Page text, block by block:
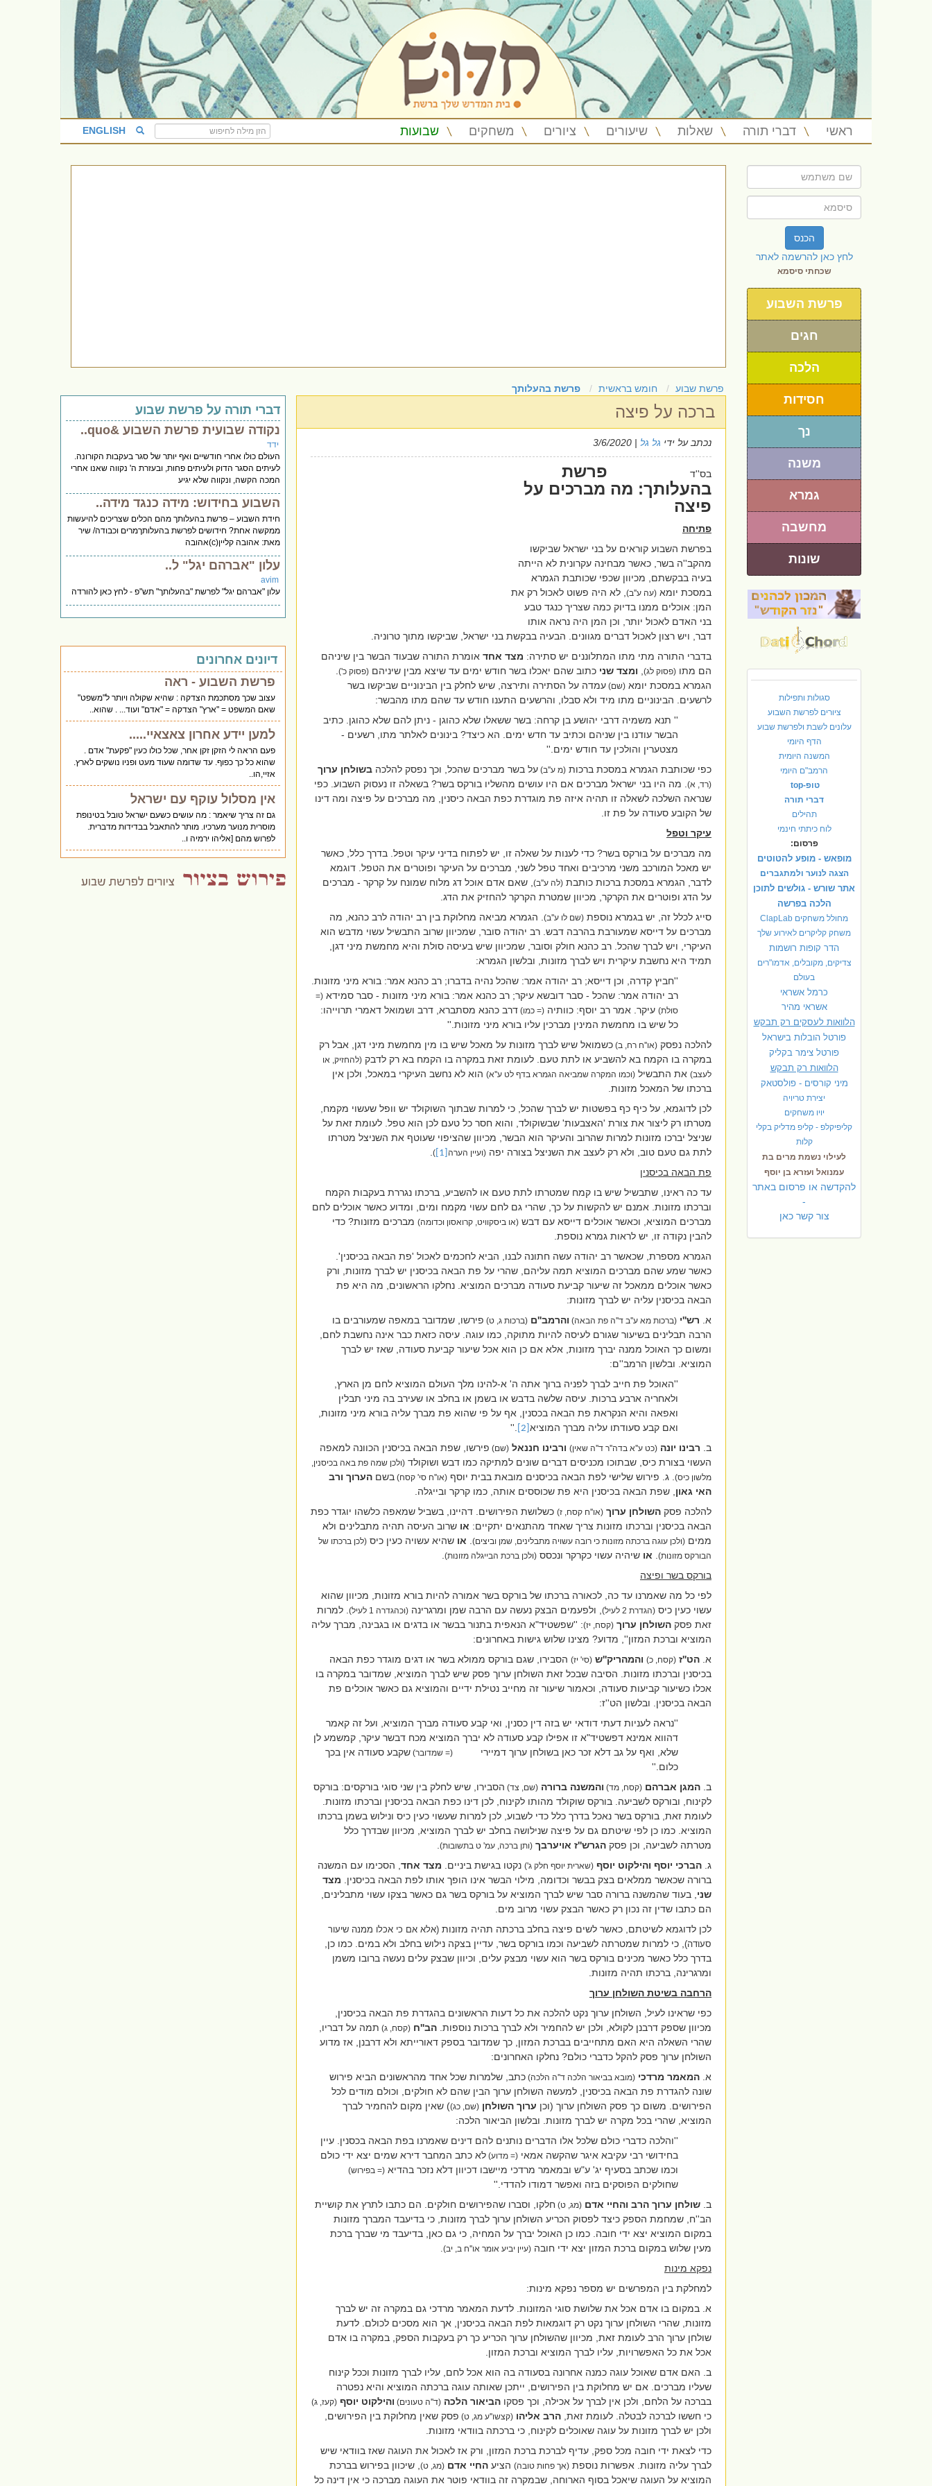
ראשי דברי תורה שאלות שיעורים ציורים משחקים שבועות ENGLISH
הכנס
לחץ כאן להרשמה לאתר
שכחתי סיסמא
פרשת השבוע
חגים
הלכה
חסידות
נך
משנה
גמרא
מחשבה
שונות
סגולות ותפילות
ציורים לפרשת השבוע
עלונים לשבת ולפרשת שבוע
הדף היומי
המשנה היומית
הרמב"ם היומי
טופ-top
דברי תורה
תהילים
לוח כיתתי חינמי
פרסום:
מופאש - מופע להטוטים
הצגה לנוער ולמתגברים
אתר שורש - גולשים לתוכן
הלכה בפרשה
מחולל משחקים ClapLab
משחק קליקרים לאירוע שלך
הדר קופות רושמות
צדיקים, מקובלים, אדמו"רים
בעולם
כרמל אשראי
אשראי מהיר
הלוואות לעסקים רק תבקש
פורטל הובלות בישראל
פורטל צימר בקליק
הלוואות רק תבקש
מיני קורסים - פולסטאק
יצירת טריויה
יויו משחקים
קליפיקלפ - קליפ מדליק בקלי
קלות
לעילוי נשמת מרים בת
עמנואל ועזרא בן יוסף
להקדשה או פרסום באתר
-
צור קשר כאן
פרשת שבוע חומש בראשית פרשת בהעלותך
ברכה על פיצה
נכתב על ידי גל גל | 3/6/2020
בס''ד
פרשת
בהעלותך: מה מברכים על
פיצה
פתיחה
בפרשת השבוע קוראים על בני ישראל שביקשו
מהקב''ה בשר, כאשר מבחינה עקרונית לא הייתה
בעיה בבקשתם, מכיוון שכפי שכותבת הגמרא
במסכת יומא (עה ע''ב) , לא היה פשוט לאכול רק את
המן: אוכלים ממנו בדיוק כמה שצריך כנגד טבע
בני האדם לאכול יותר, וכן המן היה נראה אותו
דבר, ויש רצון לאכול דברים מגוונים. הבעיה בבקשת בני ישראל, שביקשו מתוך טרוניה.
בדברי התורה מתי מתו המתלוננים יש סתירה: מצד אחד אומרת התורה שבעוד הבשר בין שיניהם
הם מתו (פסוק לג) ומצד שני כתוב שהם יאכלו בשר חודש ימים עד שיצא מבין שיניהם (פסוק כ')
הגמרא במסכת יומא (שם) עמדה על הסתירה ותירצה, שיש לחלק בין הבינוניים שביקשו בשר
לרשעים. הבינוניים מתו מיד ולא סבלו, והרשעים התענו חודש עד שהם מתו מהבשר:
'' תנא משמיה דרבי יהושע בן קרחה: בשר ששאלו שלא כהוגן - ניתן להם שלא כהוגן. כתיב
הבשר עודנו בין שניהם וכתיב עד חדש ימים. הא כיצד? בינונים לאלתר מתו, רשעים -
מצטערין והולכין עד חודש ימים.''
כפי שכותבת הגמרא במסכת ברכות (מ ע''ב) על בשר מברכים שהכל, וכך נפסק להלכה בשולחן ערוך
(רד, א) . מה היו בני ישראל מברכים אם היו עושים מהשליו בורקס בשר? בשאלה זו נעסוק השבוע. כפי
שנראה השלכה לשאלה זו תהיה איזה פת מוגדרת כפת הבאה כיסנין, מה מברכים על פיצה ומה דינו
של הקובע סעודה על פת זו.
עיקר וטפל
מה מברכים על בורקס בשר? כדי לענות על שאלה זו, יש לפתוח בדיני עיקר וטפל. בדרך כלל, כאשר
יש מאכל המורכב משני מרכיבים ואחד טפל לשני, מברכים על העיקר ופוטרים את הטפל. דוגמא
לדבר, הגמרא במסכת ברכות כותבת (לה ע''ב) , שאם אדם אוכל דג מלוח שמונח על קרקר - מברכים
על הדג ופוטרים את הקרקר, מכיוון שמטרת הקרקר להחזיק את הדג.
סייג לכלל זה, יש בגמרא נוספת (שם לו ע''ב) . הגמרא מביאה מחלוקת בין רב יהודה לרב כהנא, מה
מברכים על דייסא שמעורבת בהרבה דבש. רב יהודה סובר, שמכיוון שרוב התבשיל עשוי מדבש הוא
העיקרי, ויש לברך שהכל. רב כהנא חולק וסובר, שמכיוון שיש בעיסה סולת והיא מחמשת מיני דגן,
תמיד היא נחשבת עיקרית ויש לברך מזונות, ובלשון הגמרא:
''חביץ קדרה, וכן דייסא; רב יהודה אמר: שהכל נהיה בדברו; רב כהנא אמר: בורא מיני מזונות.
רב יהודה אמר: שהכל - סבר דובשא עיקר; רב כהנא אמר: בורא מיני מזונות - סבר סמידא (=
סולת) עיקר. אמר רב יוסף: כוותיה (= כמו) דרב כהנא מסתברא, דרב ושמואל דאמרי תרוייהו:
כל שיש בו מחמשת המינין מברכין עליו בורא מיני מזונות.''
להלכה נפסק (או''ח רח, ב) כשמואל שיש לברך מזונות על מאכל שיש בו מין מחמשת מיני דגן, אבל רק
במקרה בו הקמח בא להשביע או לתת טעם. לעומת זאת במקרה בו הקמח בא רק לדבק (להחזיק, או
לעצב) את התבשיל (וכמו המקרה שמביאה הגמרא בדף לט ע''א) הוא לא נחשב העיקרי במאכל, ולכן אין
ברכתו של המאכל מזונות.
לכן לדוגמא, על כיף כף בפשטות יש לברך שהכל, כי למרות שבתוך השוקולד יש וופל שעשוי מקמח,
מטרתו רק ליצור את צורת 'האצבעות' שבשוקולד, והוא חסר כל טעם לכן הוא טפל. לעומת זאת על
שניצל יברכו מזונות למרות שהרוב והעיקר הוא הבשר, מכיוון שהציפוי שעוטף את השניצל מטרתו
לתת גם טעם טוב, ולא רק לעצב את השניצל בצורה יפה (ועיין הערה [1]
)
פת הבאה בכיסנין
עד כה ראינו, שתבשיל שיש בו קמח שמטרתו לתת טעם או להשביע, ברכתו נגררת בעקבות הקמח
וברכתו מזונות. אמנם יש להקשות על כך, שהרי גם לחם עשוי מקמח ומים, ומדוע כאשר אוכלים לחם
מברכים המוציא, וכאשר אוכלים דייסא עם דבש (או ביסקוויט, קרואסון וכדומה) מברכים מזונות? כדי
להבין נקודה זו, יש לראות גמרא נוספת.
הגמרא מספרת, שכאשר רב יהודה עשה חתונה לבנו, הביא לחכמים לאכול 'פת הבאה בכיסנין'.
כאשר שמע שהם מברכים המוציא תמה עליהם, שהרי על פת הבאה בכיסנין יש לברך מזונות, ורק
כאשר אוכלים ממאכל זה שיעור קביעת סעודה מברכים המוציא. נחלקו הראשונים, מה היא פת
הבאה בכיסנין עליה יש לברך מזונות:
א. רש''י (ברכות מא ע''ב ד''ה פת הבאה) והרמב''ם (ברכות ג, ט) פירשו, שמדובר במאפה שמעורבים בו
הרבה תבלינים בשיעור שגורם לעיסה להיות מתוקה, כמו עוגה. עיסה כזאת כבר אינה נחשבת לחם,
ומשום כך האוכל ממנה יברך מזונות, אלא אם כן הוא אכל שיעור קביעת סעודה, שאז יש לברך
המוציא. ובלשון הרמב''ם:
''האוכל פת חייב לברך לפניה ברוך אתה ה' א-להינו מלך העולם המוציא לחם מן הארץ,
ולאחריה ארבע ברכות. עיסה שלשה בדבש או בשמן או בחלב או שעירב בה מיני תבלין
ואפאה והיא הנקראת פת הבאה בכסנין, אף על פי שהוא פת מברך עליה בורא מיני מזונות,
ואם קבע סעודתו עליה מברך המוציא [2]
.''
ב. רבינו יונה (כט ע''א בדה''ר ד''ה שאין) ורבינו חננאל (שם) פירשו, שפת הבאה בכיסנין הכוונה למאפה
העשוי בצורת כיס, שבתוכו מכניסים דברים שונים למתיקה כמו דבש ושוקולד (ולכן שמה פת באה בכיסנין,
מלשון כיס) . ג. פירוש שלישי לפת הבאה בכיסנים מובאת בבית יוסף (או''ח סי' קסח) בשם הערוך ורב
האי גאון , שפת הבאה בכיסנין היא פת שכוססים אותה, כמו קרקר ובייגלה.
להלכה פסק השולחן ערוך (או''ח קסח, ז) כשלושת הפירושים. דהיינו, בשביל שמאפה כלשהו יוגדר כפת
הבאה בכיסנין וברכתו מזונות צריך שאחד מהתנאים יתקיים: או שרוב העיסה תהיה מתבלינים ולא
ממים (ולכן עוגה ברכתה מזונות כי רובה עשויה מתבלינים, שמן וביצים) או שהיא עשויה כעין כיס (לכן ברכתו של
הבורקס מזונות)
או שיהיה עשוי כקרקר ונכסס (ולכן ברכת הבייגלה מזונות)
בורקס בשר ופיצה
לפי כל מה שאמרנו עד כה, לכאורה ברכתו של בורקס בשר אמורה להיות בורא מזונות, מכיוון שהוא
עשוי כעין כיס (הגדרת 2 לעיל) , ולפעמים הבצק נעשה עם הרבה שמן ומרגרינה (וכהגדרה 1 לעיל)
. למרות
זאת פסק השולחן ערוך (קסח, יז): ''שפשטיד"א הנאפית בתנור בבשר או בדגים או בגבינה, מברך עליה
המוציא וברכת המזון'', מדוע? מצינו שלוש גישות באחרונים:
א. הט''ז (קסח, כ) והמהריק''ש (סי' יז) הסבירו, שגם בורקס ממולא בשר או דגים מוגדר כפת הבאה
בכיסנין וברכתו מזונות. הסיבה שבכל זאת השולחן ערוך פסק שיש לברך המוציא, שמדובר במקרה בו
אכלו כשיעור קביעות סעודה, וכאמור שיעור זה מחייב נטילת ידיים והמוציא גם כאשר אוכלים פת
הבאה בכיסנין. ובלשון הט''ז:
''נראה לעניות דעתי דודאי יש בזה דין כסנין, ואי קבע סעודה מברך המוציא, ועל זה קאמר
דהווא אמינא דפשטיד"א זו אפילו קבע סעודה לא יברך המוציא מכח דבשר עיקר, קמשמע לן
שלא, ואף על גב דלא זכר כאן בשולחן ערוך דמיירי
(= שמדובר) שקבע סעודה אין בכך
כלום .''
ב. המגן אברהם (קסח, מד) והמשנה ברורה (שם, צד) הסבירו, שיש לחלק בין שני סוגי בורקסים: בורקס
לקינוח, ובורקס לשביעה. בורקס שוקולד מהותו לקינוח, לכן דינו כפת הבאה בכיסנין וברכתו מזונות.
לעומת זאת, בורקס בשר נאכל בדרך כלל כדי לשבוע, לכן למרות שעשוי כעין כיס ונילוש בשמן ברכתו
המוציא. כמו כן לפי שיטתם גם על פיצה שנילושה בחלב יש לברך המוציא, מכיוון שבדרך כלל
מטרתה לשביעה, וכן פסק הגרש''ז אויערבך (ותן ברכה, עמ' ט בתשובות)
ג. הברכי יוסף והילקוט יוסף (שארית יוסף חלק ג') נקטו בגישת ביניים. מצד אחד , הסכימו עם המשנה
ברורה שכאשר ממלאים בצק בבשר וכדומה, מילוי הבשר אינו הופך אותו לפת הבאה בכיסנין. מצד
שני , בעוד שהמשנה ברורה סבר שיש לברך המוציא על בורקס בשר גם כאשר בצקו עשוי מתבלינים,
הם כתבו שדין זה נכון רק כאשר הבצק עשוי מרוב מים.
לכן לדוגמא לשיטתם, כאשר לשים פיצה בחלב ברכתה תהיה מזונות (אלא אם כי אכלו ממנה שיעור
סעודה) , כי למרות שמטרתה לשביעה וכמו בורקס בשר, עדיין בצקה נילוש בחלב ולא במים. כמו כן,
בדרך כלל כאשר מכינים בורקס בשר הוא עשוי מבצק עלים, וכיוון שבצק עלים נעשה ברובו משמן
ומרגרינה, ברכתו תהיה מזונות.
הרחבה בשיטת השולחן ערוך
כפי שראינו לעיל, השולחן ערוך נקט להלכה את כל דעות הראשונים בהגדרת פת הבאה בכיסנין,
מכיוון שספק דרבנן לקולא, ולכן יש להחמיר ולא לברך ברכות נוספות. הב''ח (קסח, ג) תמה על דבריו,
שהרי השאלה היא האם מתחייבים בברכת המזון, כך שמדובר בספק דאורייתא ולא דרבנן, אז מדוע
השולחן ערוך פסק להקל כדברי כולם? נחלקו האחרונים:
א. המאמר מרדכי (מובא בביאור הלכה ד''ה הלכה) כתב, שלמרות שכל אחד מהראשונים הביא פירוש
שונה להגדרת פת הבאה בכיסנין, למעשה השולחן ערוך הבין שהם לא חולקים, וכולם מודים לכל
הפירושים. משום כך פסק השולחן ערוך (וכן ערוך השולחן (שם, כג)) שאין מקום להחמיר לברך
המוציא, שהרי בכל מקרה יש לברך מזונות. ובלשון הביאור הלכה:
''והלכה כדברי כולם שלכל אלו הדברים נותנים להם דינים שאמרנו בפת הבאה בכסנין. עיין
בחידושי רבי עקיבא איגר שהקשה אמאי (= מדוע) לא כתב המחבר דירא שמים יצא ידי כולם
וכמו שכתב בסעיף יג' ע"ש ובמאמר מרדכי מיישבו דכיוון דלא נזכר בהדיא (= בפירוש)
שחולקים הפוסקים בזה ואפשר דמודו להדדי.''
ב. שולחן ערוך הרב והחיי אדם (מג, ט) חלקו, וסברו שהפירושים חולקים. הם כתבו לתרץ את קושיית
הב''ח, שמחמת הספק כיצד לפסוק הכריע השולחן ערוך לברך מזונות, כי בדיעבד המברך מזונות
במקום המוציא יצא ידי חובה. כמו כן האוכל יברך על המחיה, כי גם כאן, בדיעבד מי שברך ברכת
מעין שלוש במקום ברכת המזון יצא ידי חובה (עיין יביע אומר או''ח ב, יב)
נפקא מינות
למחלקת בין המפרשים יש מספר נפקא מינות:
א. במקום בו אדם אכל את שלושת סוגי המזונות. לדעת המאמר מרדכי גם במקרה זה יש לברך
מזונות, שהרי השולחן ערוך נקט רק דוגמאות לפת הבאה בכיסנין, אך הוא מסכים לכולם. לדעת
שולחן ערוך הרב לעומת זאת, מכיוון שהשולחן ערוך הכריע כך רק בעקבות הספק, במקרה בו אדם
אכל את כל האפשרויות, עליו לברך המוציא וברכת המזון.
ב. האם אדם שאוכל עוגה כמנה אחרונה בסעודה בה הוא אכל לחם, עליו לברך מזונות וככל קינוח
שעליו מברכים. אם יש מחלוקת בין הפירושים, ייתכן שאותה עוגה ברכתה המוציא והיא נפטרה
בברכה על הלחם, ולכן אין לברך על אכילה, וכך פסקו הביאור הלכה (ד''ה טעונים) והילקוט יוסף (קעז, ג)
כי חששו לברכה לבטלה. לעומת זאת, הרב אליהו (קצשו''ע מג, ט) פסק שאין מחלוקת בין הפירושים,
ולכן יש לברך מזונות על עוגה שאוכלים לקינוח, כי ברכתה בוודאי מזונות.
כדי לצאת ידי חובה מכל ספק, עדיף לברכת ברכת המזון, ורק אז לאכול את העוגה שאז בוודאי שיש
לברך עליה מזונות. אפשרות נוספת (אך פחות טובה) הציע החיי אדם (מג, ט) , שיכוון בפירוש בברכת
המוציא על העוגה שיאכל בסוף הארוחה, שבמקרה זה בוודאי פוטר את העוגה מברכה כי אין דינה כל
דברי תורה על פרשת שבוע
נקודה שבועית פרשת השבוע &quo..
ידד
העולם כולו אחרי חודשיים ואף יותר של סגר בעקבות הקורונה.
לעיתים הסגר הדוק ולעיתים פחות, ובעזרת ה' נקווה שאנו אחרי
המכה הקשה, ונקווה שלא יגיע
השבוע בחידוש: מידה כנגד מידה..
חידת השבוע – פרשת בהעלותך מהם הכלים שצריכים להיעשות
ממקשה אחת? חידושים לפרשת בהעלותךמרים וכבודה/ שיר
מאת: אהובה קליין(c)אהובה
עלון "אברהם יגל" ל..
avim
עלון "אברהם יגל" לפרשת "בהעלותך" תש"פ - לחץ כאן להורדה
דיונים אחרונים
פרשת השבוע - ראה
עצוב שכך מסתכמת הצדקה : שהיא שקולה ויותר ל"משפט"
שאם המשפט = "ארץ" הצדקה = "אדם" ועוד... . שהוא..
למען יידע אחרון צאצאיי.....
פעם הראה לי הזקן זקן אחר, שכל כולו כעין "פקעת" אדם .
שהוא כל כך כפוף. עד שדומה שעוד מעט ופניו נושקים לארץ.
אזיי,הו..
אין מסלול עוקף עם ישראל
גם זה צריך שיאמר : מה עושים כשעם ישראל טובל בטינופת
מוסרית מנוער מערכיו. מותר להתאבל בבדידות מדברית.
לפרוש מהם [אליהו ירמיה ו..